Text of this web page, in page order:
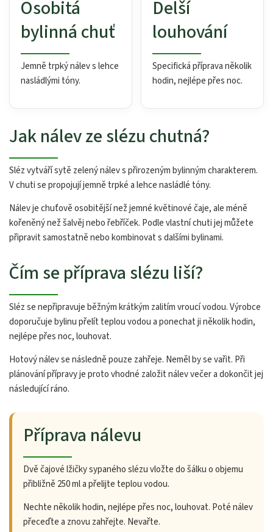
Osobitá
bylinná chuť
Jemně trpký nálev s lehce
nasládlými tóny.
Delší
louhování
Specifická příprava několik
hodin, nejlépe přes noc.
Jak nálev ze slézu chutná?
Sléz vytváří sytě zelený nálev s přirozeným bylinným charakterem.
V chuti se propojují jemně trpké a lehce nasládlé tóny.
Nálev je chuťově osobitější než jemné květinové čaje, ale méně
kořeněný než šalvěj nebo řebříček. Podle vlastní chuti jej můžete
připravit samostatně nebo kombinovat s dalšími bylinami.
Čím se příprava slézu liší?
Sléz se nepřipravuje běžným krátkým zalitím vroucí vodou. Výrobce
doporučuje bylinu přelít teplou vodou a ponechat ji několik hodin,
nejlépe přes noc, louhovat.
Hotový nálev se následně pouze zahřeje. Neměl by se vařit. Při
plánování přípravy je proto vhodné založit nálev večer a dokončit jej
následující ráno.
Příprava nálevu
Dvě čajové lžičky sypaného slézu vložte do šálku o objemu
přibližně 250 ml a přelijte teplou vodou.
Nechte několik hodin, nejlépe přes noc, louhovat. Poté nálev
přeceďte a znovu zahřejte. Nevařte.